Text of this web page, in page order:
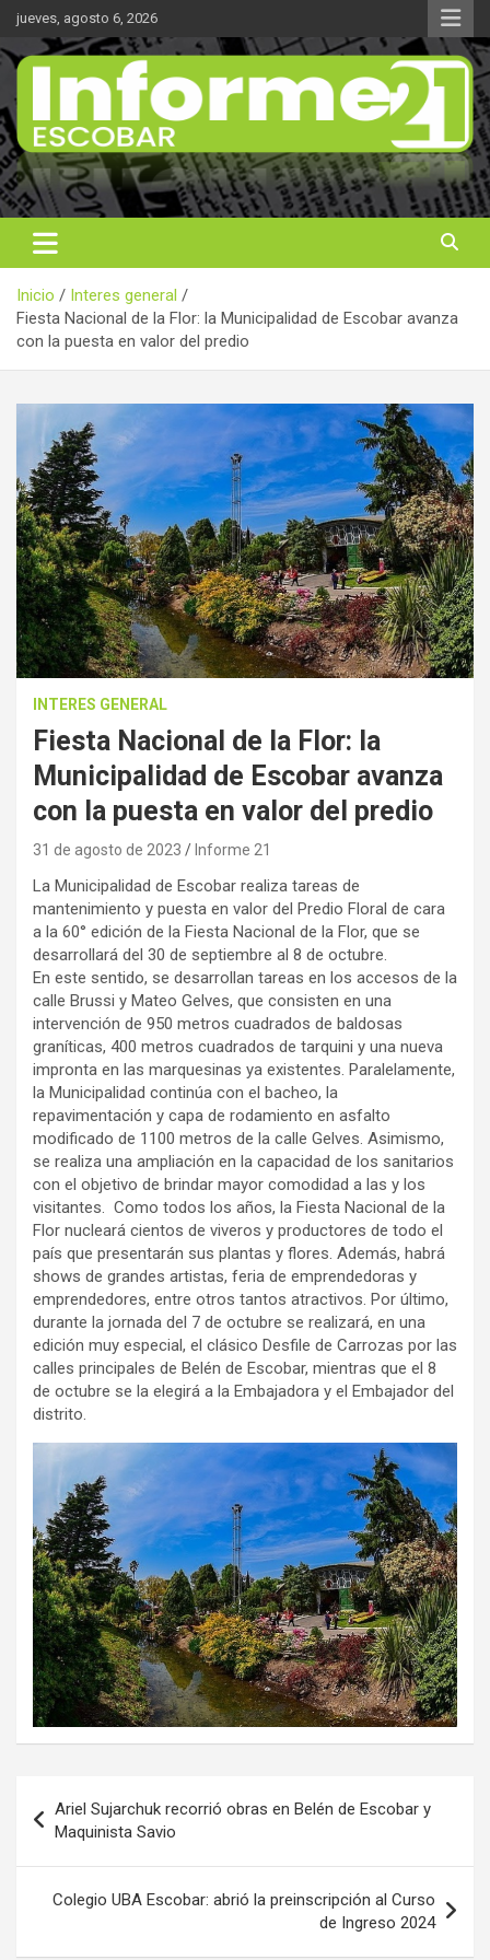
Saltar
contenido
jueves, agosto 6, 2026
Informe 21
Noticas reales
Inicio
Interes general
Fiesta Nacional de la Flor: la Municipalidad de Escobar avanza
con la puesta en valor del predio
INTERES GENERAL
Fiesta Nacional de la Flor: la
Municipalidad de Escobar avanza
con la puesta en valor del predio
31 de agosto de 2023 Informe 21
La Municipalidad de Escobar realiza tareas de
mantenimiento y puesta en valor del Predio Floral de cara
a la 60° edición de la Fiesta Nacional de la Flor, que se
desarrollará del 30 de septiembre al 8 de octubre.
En este sentido, se desarrollan tareas en los accesos de la
calle Brussi y Mateo Gelves, que consisten en una
intervención de 950 metros cuadrados de baldosas
graníticas, 400 metros cuadrados de tarquini y una nueva
impronta en las marquesinas ya existentes. Paralelamente,
la Municipalidad continúa con el bacheo, la
repavimentación y capa de rodamiento en asfalto
modificado de 1100 metros de la calle Gelves. Asimismo,
se realiza una ampliación en la capacidad de los sanitarios
con el objetivo de brindar mayor comodidad a las y los
visitantes. Como todos los años, la Fiesta Nacional de la
Flor nucleará cientos de viveros y productores de todo el
país que presentarán sus plantas y flores. Además, habrá
shows de grandes artistas, feria de emprendedoras y
emprendedores, entre otros tantos atractivos. Por último,
durante la jornada del 7 de octubre se realizará, en una
edición muy especial, el clásico Desfile de Carrozas por las
calles principales de Belén de Escobar, mientras que el 8
de octubre se la elegirá a la Embajadora y el Embajador del
distrito.
de
entradas
Ariel Sujarchuk recorrió obras en Belén de Escobar y
Maquinista Savio
Colegio UBA Escobar: abrió la preinscripción al Curso
de Ingreso 2024